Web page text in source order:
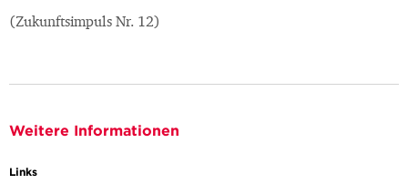
(Zukunftsimpuls Nr. 12)
Weitere Informationen
Links